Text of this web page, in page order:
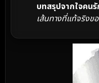
บทสรุปจากใจคน
เส้นทางที่แท้จริงข